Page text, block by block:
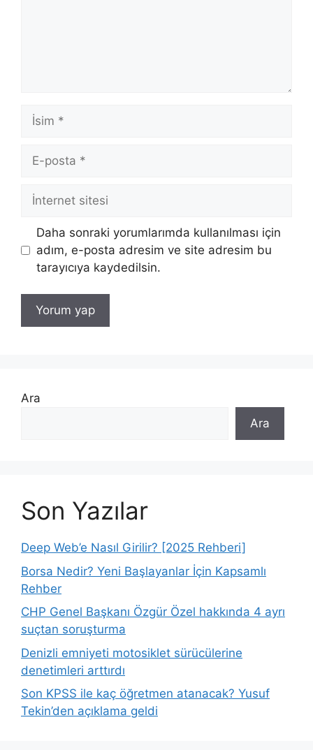
İsim
posta
İnternet
sitesi
Daha sonraki yorumlarımda kullanılması için
adım, e-posta adresim ve site adresim bu
tarayıcıya kaydedilsin.
Ara
Ara
Son Yazılar
Deep Web’e Nasıl Girilir? [2025 Rehberi]
Borsa Nedir? Yeni Başlayanlar İçin Kapsamlı
Rehber
CHP Genel Başkanı Özgür Özel hakkında 4 ayrı
suçtan soruşturma
Denizli emniyeti motosiklet sürücülerine
denetimleri arttırdı
Son KPSS ile kaç öğretmen atanacak? Yusuf
Tekin’den açıklama geldi